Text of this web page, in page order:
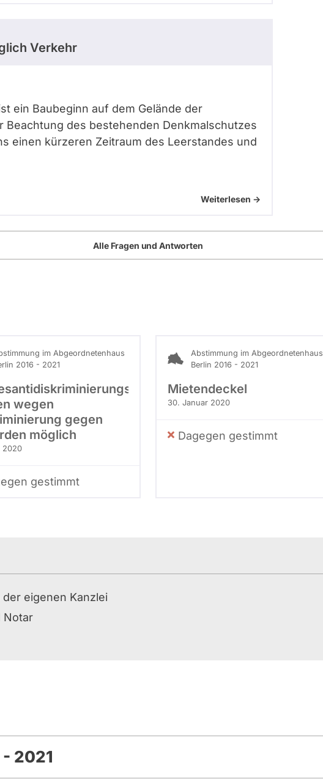
Verkehr
ein Baubeginn auf dem Gelände der
des bestehenden Denkmalschutzes
einen kürzeren Zeitraum des Leerstandes und
Weiterlesen ->
Alle Fragen und Antworten
im Abgeordnetenhaus
2016 - 2021
wegen
gegen
möglich
2020
gestimmt
Abstimmung im Abgeordnetenhaus
Berlin 2016 - 2021
Mietendeckel
30. Januar 2020
Dagegen gestimmt
eigenen Kanzlei
Notar
2021